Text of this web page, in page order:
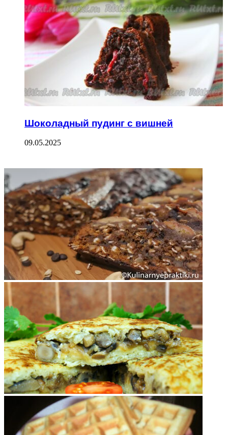
Шоколадный пудинг с вишней
09.05.2025